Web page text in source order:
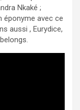
Nkaké ;
éponyme avec ce
aussi , Eurydice,